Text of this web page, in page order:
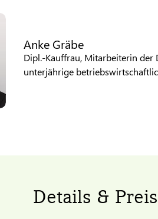
Anke Gräbe
Dipl.-Kauffrau, Mitarbeiterin der
unterjährige
Details &